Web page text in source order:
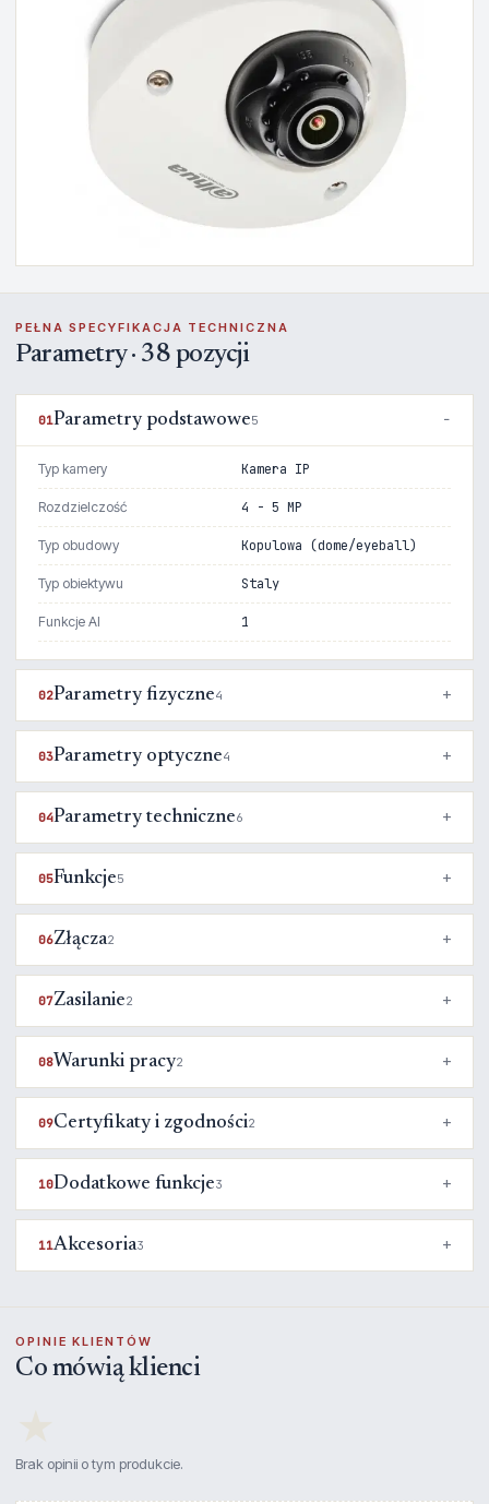
PEŁNA SPECYFIKACJA TECHNICZNA
Parametry · 38 pozycji
01Parametry podstawowe5
Typ kamery Kamera IP
Rozdzielczość 4 - 5 MP
Typ obudowy Kopulowa (dome/eyeball)
Typ obiektywu Staly
Funkcje AI 1
02Parametry fizyczne4
03Parametry optyczne4
04Parametry techniczne6
05Funkcje5
06Złącza2
07Zasilanie2
08Warunki pracy2
09Certyfikaty i zgodności2
10Dodatkowe funkcje3
11Akcesoria3
OPINIE KLIENTÓW
Co mówią klienci
Brak opinii o tym produkcie.